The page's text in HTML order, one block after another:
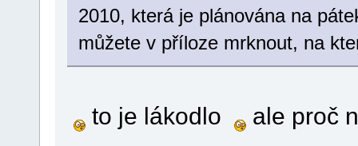
2010, která je plánována na
můžete v příloze mrknout, na
to je lákodlo ale proč